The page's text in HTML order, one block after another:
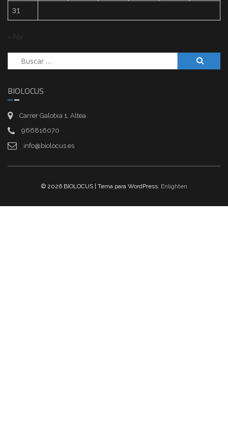
31
« Abr
Buscar:
BIOLOCUS
Carrer Galotxa 1, Altea
966816070
info@biolocus.es
© 2026 BIOLOCUS | Tema para WordPress: Enlighten